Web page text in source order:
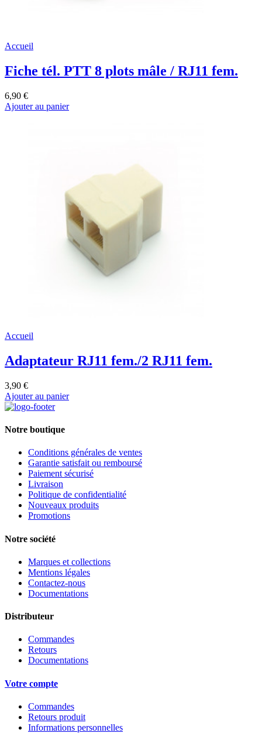
Accueil
Fiche tél. PTT 8 plots mâle / RJ11 fem.
6,90 €
Ajouter au panier
Accueil
Adaptateur RJ11 fem./2 RJ11 fem.
3,90 €
Ajouter au panier
Notre boutique
Conditions générales de ventes
Garantie satisfait ou remboursé
Paiement sécurisé
Livraison
Politique de confidentialité
Nouveaux produits
Promotions
Notre société
Marques et collections
Mentions légales
Contactez-nous
Documentations
Distributeur
Commandes
Retours
Documentations
Votre compte
Commandes
Retours produit
Informations personnelles